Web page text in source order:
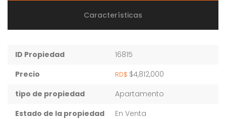
Características
ID Propiedad
16815
Precio
RD$ $4,812,000
tipo de propiedad
Apartamento
Estado de la propiedad
En Venta